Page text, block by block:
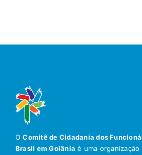
OComitê de Cidadania dos
Brasil em Goiânia é uma